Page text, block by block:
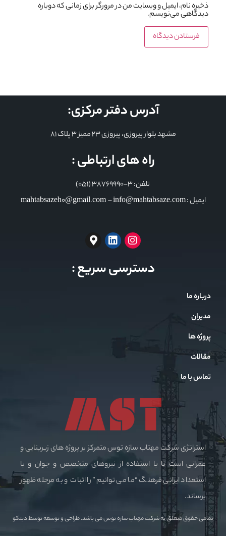
ذخیره نام، ایمیل و وبسایت من در مرورگر برای زمانی که دوباره
دیدگاهی می‌نویسم.
آدرس دفتر مرکزی:
مشهد بلوار پیروزی، پیروزی 23 ممیز 3 پلاک 81
راه های ارتباطی :
تلفن: 3-38769990 (051)
ایمیل : mahtabsazeh0@gmail.com – info@mahtabsaze.com
دسترسی سریع :
درباره ما
مدیران
پروژه ها
مقالات
تماس با ما
استراتژی شرکت مهتاب سازه توس متمرکز بر پروژه های زیربنایی و
عمرانی است تا با استفاده از نیروهای متخصص و جوان و با
استعداد ایرانی فرهنگ “ما می توانیم” را اثبات و به مرحله ظهور
برساند.
تمامی حقوق متعلق به شرکت مهتاب سازه توس می باشد.طراحی و توسعه توسط دیتکو